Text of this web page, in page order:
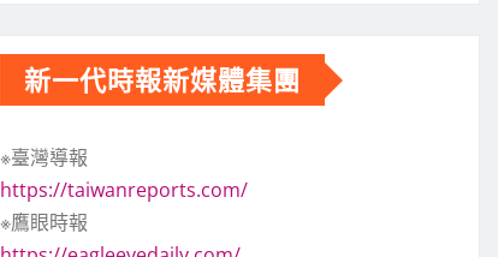
新一代時報新媒體集團
※臺灣導報
https://taiwanreports.com/
※鷹眼時報